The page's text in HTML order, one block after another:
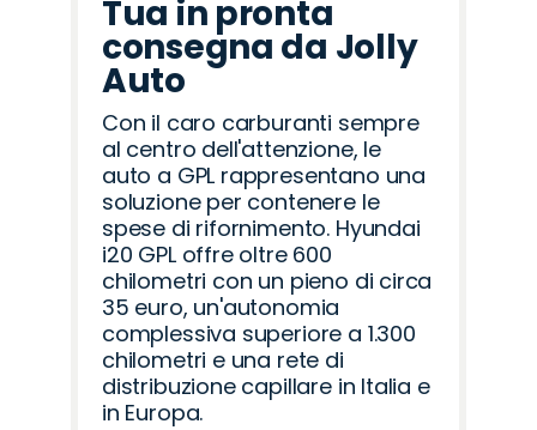
Tua in pronta
consegna da Jolly
Auto
Con il caro carburanti sempre
al centro dell'attenzione, le
auto a GPL rappresentano una
soluzione per contenere le
spese di rifornimento. Hyundai
i20 GPL offre oltre 600
chilometri con un pieno di circa
35 euro, un'autonomia
complessiva superiore a 1.300
chilometri e una rete di
distribuzione capillare in Italia e
in Europa.